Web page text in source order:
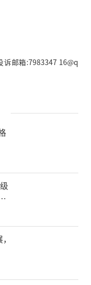
邮箱:7983347 16@q